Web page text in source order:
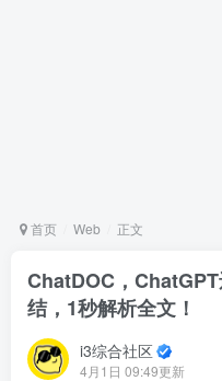
首页 Web 正文
ChatDOC，
结，1秒解析全文！
i3综合社区
4月1日 09:49更新